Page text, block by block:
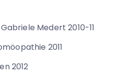
Medert 2010-11
2011
2012